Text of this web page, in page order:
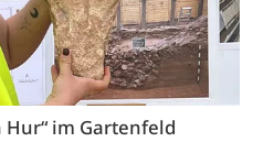
Hur“ im Gartenfeld